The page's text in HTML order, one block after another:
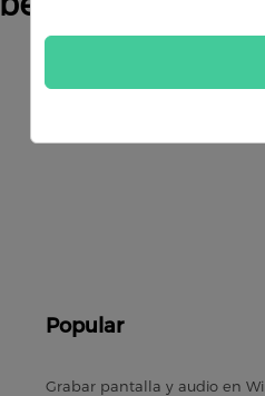
Popular
Grabar pantalla y audio en